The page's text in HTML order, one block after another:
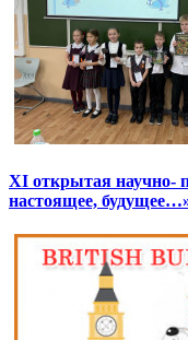
XI открытая научно-
настоящее,